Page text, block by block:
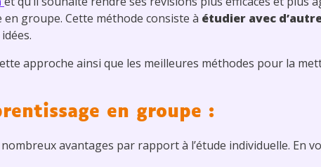
groupe. Cette méthode consiste à étudier avec
approche ainsi que les meilleures méthodes pour la
en groupe :
avantages par rapport à l’étude individuelle. En